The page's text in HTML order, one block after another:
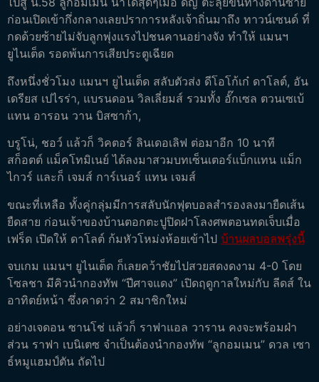
ก่อนเปิดเข้ากึ่งกลางเลยปราการหลังเจ้าถิ่นมาถึง ทาวน์เซนด์ ที่
กดด้วยซ้ายไม่จับลูกพุ่งแรงไปชนคานอย่างจัง ทำให้ แมนฯ
ยูไนเต็ด รอดพ้นการเสียประตูเฉียด
ถึงหนึ่งชั่วโมง แมนฯ ยูไนเต็ด สลับตัวส่ง ดีโอโก้เก๋ ดาโลต์, อัน
เดรียส เปไรร่า, แบรนดอน วิลเลี่ยมส์ รวมทั้ง อั๊กเซล ตวนเซเบ้
แทน อารอน วาน บิสซาก้า,
บรูโน่, ชอว์ แล้วก็ วิคตอร์ ลินเดอเลิฟ ต่อมาอีก 10 นาที
สก็อตต์ แม็คโทมิเนย์ ได้ลงมาสวมบทเซ็นเตอร์แบ็กแทน แม็ก
ไกวร์ และก็ เจมส์ การ์เนอร์ แทน เจมส์
ขณะที่เหลือ ทั้งคู่กลุ่มมีการสลับนักฟุตบอลสำรองลงมายืดเส้น
ยืดสาย ก่อนเจ้าของบ้านตอกตะปูปิดฝาโลงศพตอนทดเจ็บเมื่อ
เฟร็ด เปิดให้ ดาโลต์ ก้มหัวโหม่งห้อยเข้าไป บ้านผลบอลพรุ่งนี้
จบเกม แมนฯ ยูไนเต็ด ก็เลยคว้าชัยไปสวยสดงดงาม 4-0 โดย
โซลชา มีคิวนำกองทัพ “ปีศาจแดง” เปิดฤดูกาลใหม่กับ ลีดส์ ใน
อาทิตย์หน้า ซึ่งคาดว่า 2 สมาชิกใหม่
อย่างเจดอน ซานโช่ แล้วก็ ราฟาแอล วาราน คงจะพร้อมฝ่า
ส่วน ราฟา เบนิเตซ จำเป็นต้องนำกองทัพ “ลูกอมเมน” ดวล เซา
ธ์หมูแฮมป์ตัน ถัดไป